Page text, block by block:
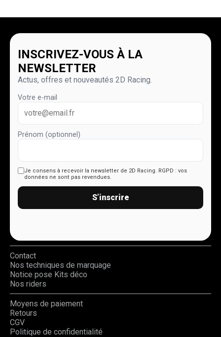
INSCRIVEZ-VOUS À LA
NEWSLETTER
Actus, offres et nouveautés 2D Racing.
Votre e-mail
Prénom (optionnel)
Je consens à recevoir la newsletter de 2D Racing. RGPD : vos
données ne sont pas revendues.
S’inscrire
Contact
Nos techniques de marquage
Notice pose Kits déco
Nos riders
Moyens de paiement
Retours
CGV
Politique de confidentialité